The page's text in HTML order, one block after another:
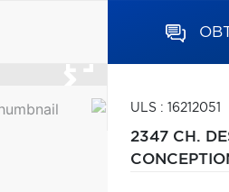
ULS : 16212051
2347 CH.